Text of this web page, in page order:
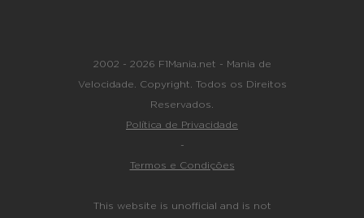
2002 - 2026 F1Mania.net - Mania de
Velocidade. Copyright. Todos os Direitos
Reservados.
Política de Privacidade
-
Termos e Condições
This website is unofficial and is not